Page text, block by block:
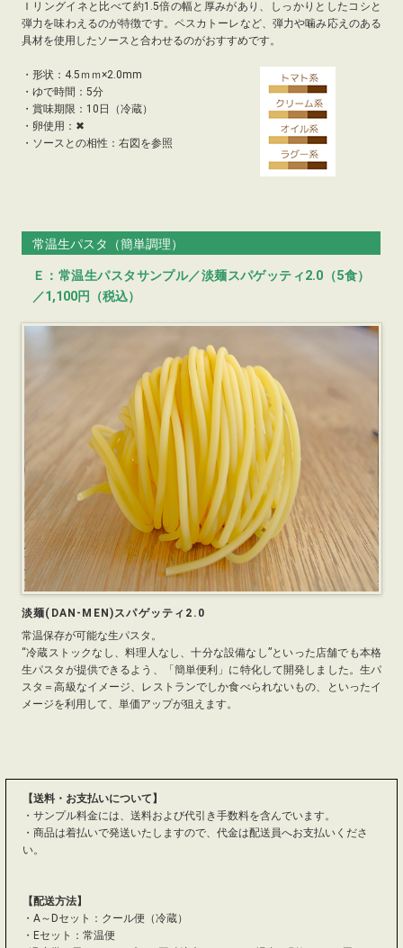
Ｉリングイネと比べて約1.5倍の幅と厚みがあり、しっかりとしたコシと
弾力を味わえるのが特徴です。ペスカトーレなど、弾力や噛み応えのある
具材を使用したソースと合わせるのがおすすめです。
・ 形状：4.5ｍｍ×2.0mm
・ ゆで時間：5分
・ 賞味期限：10日（冷蔵）
・卵使用：✖
・ソースとの相性：右図を参照
常温生パスタ（簡単調理）
Ｅ：常温生パスタサンプル／淡麺スパゲッティ2.0（5食）
／1,100円（税込）
淡麺(DAN-MEN)スパゲッティ2.0
常温保存が可能な生パスタ。
“冷蔵ストックなし、料理人なし、十分な設備なし”といった店舗でも本格
生パスタが提供できるよう、「簡単便利」に特化して開発しました。生パ
スタ＝高級なイメージ、レストランでしか食べられないもの、といったイ
メージを利用して、単価アップが狙えます。
【送料・お支払いについて】
・サンプル料金には、送料および代引き手数料を含んでいます。
・商品は着払いで発送いたしますので、代金は配送員へお支払いくださ
い。
【配送方法】
・A～Dセット：クール便（冷蔵）
・Eセット：常温便